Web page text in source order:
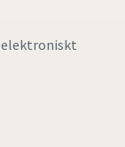
elektroniskt